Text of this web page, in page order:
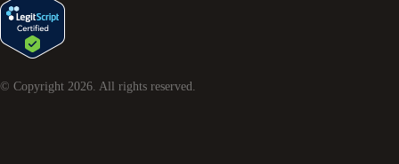
© Copyright 2026 . All rights reserved.